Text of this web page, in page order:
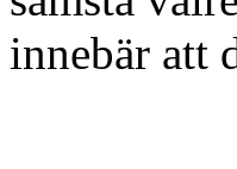
innebär att